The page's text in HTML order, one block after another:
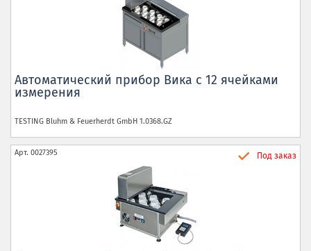
Автоматический прибор Вика с 12 ячейками
измерения
TESTING Bluhm & Feuerherdt GmbH 1.0368.GZ
Арт. 0027395 Под заказ